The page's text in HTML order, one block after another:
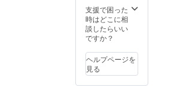
限：24
年3月末
日
チェッ
分まで
※サウ
ナ・
BBQは
最大8名
様まで
ご宿泊
いただ
す。 そ
のた
め、複
数人で
支援で困った
時はどこに相
談したらいい
ですか？
ヘルプページを
見る